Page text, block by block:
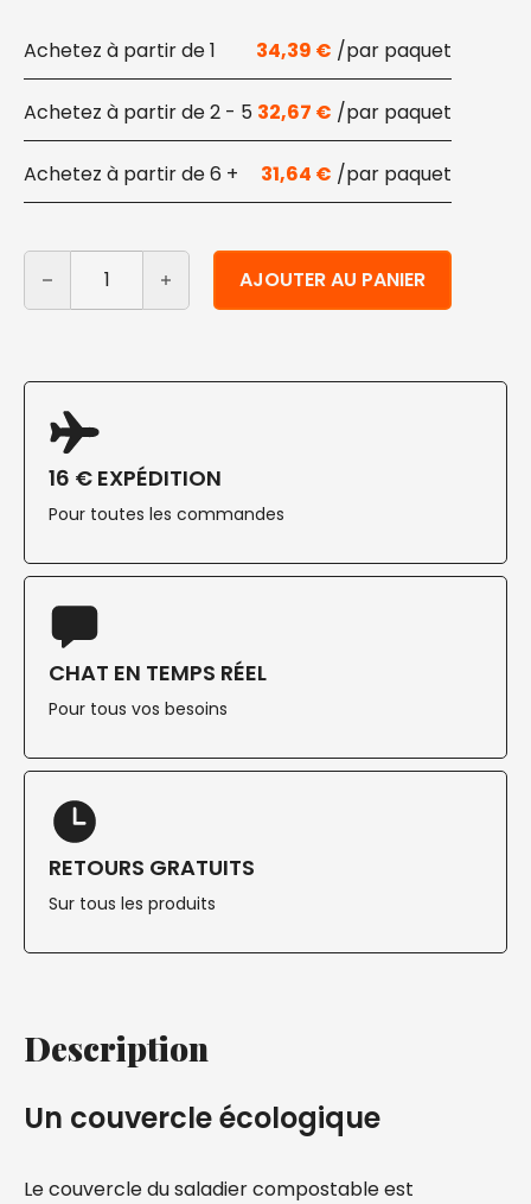
1 34,39 €
2 - 5 32,67 €
6 + 31,64 €
quantité de Couvercle de saladier compostable 400 à
AJOUTER AU PANIER
Alternative:
16 € EXPÉDITION
Pour toutes les commandes
CHAT EN TEMPS RÉEL
Pour tous vos besoins
RETOURS GRATUITS
Sur tous les produits
Description
Un couvercle écologique
Le couvercle du saladier compostable est